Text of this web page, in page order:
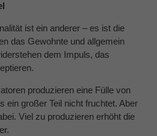
ist ein anderer – es ist die
das Gewohnte und allgemein
dem Impuls, das
produzieren eine Fülle von
ein großer Teil nicht fruchtet. Aber
Viel zu produzieren erhöht die